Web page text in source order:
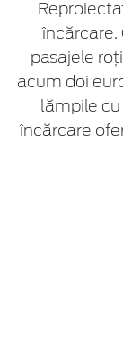
încărcare.
pasajele
acum doi
lămpile
încărcare